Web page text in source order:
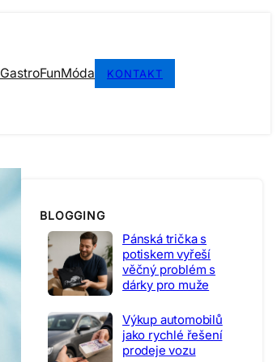
GastroFunMóda KONTAKT
BLOGGING
Pánská trička s
potiskem vyřeší
věčný problém s
dárky pro muže
Výkup automobilů
jako rychlé řešení
prodeje vozu